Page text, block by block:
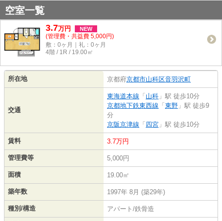
空室一覧
3.7万円 NEW
(管理費・共益費 5,000円)
敷：0ヶ月｜礼：0ヶ月
4階 / 1R / 19.00㎡
所在地 京都府京都市山科区音羽沢町
交通
東海道本線 「 山科 」駅 徒歩10分
京都地下鉄東西線 「 東野 」駅 徒歩9
分
京阪京津線 「 四宮 」駅 徒歩10分
賃料 3.7万円
管理費等 5,000円
面積 19.00㎡
築年数 1997年 8月 (築29年)
種別/構造 アパート/鉄骨造